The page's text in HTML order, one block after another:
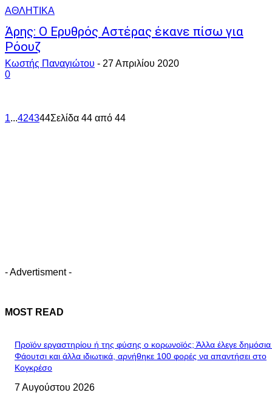
ΑΘΛΗΤΙΚΑ
Άρης: Ο Ερυθρός Αστέρας έκανε πίσω για
Ρόουζ
Κωστής Παναγιώτου - 27 Απριλίου 2020
0
1...424344Σελίδα 44 από 44
- Advertisment -
MOST READ
Προϊόν εργαστηρίου ή της φύσης ο κορωνοϊός; Άλλα έλεγε
Φάουτσι και άλλα ιδιωτικά, αρνήθηκε 100 φορές να απαντήσει στο
Κογκρέσο
7 Αυγούστου 2026